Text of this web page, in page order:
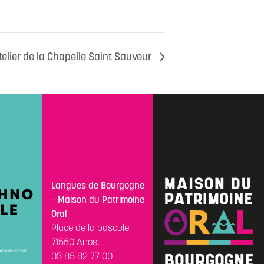
de la Chapelle Saint Sauveur
Langues de Bourgogne
– Maison du Patrimoine
Oral
Place de la bascule
71550 Anost
03 85 82 77 00